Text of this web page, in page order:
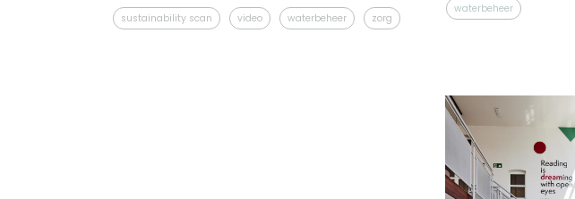
sustainability scan video waterbeheer zorg
waterbeheer